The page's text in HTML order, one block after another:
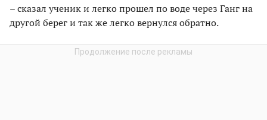
– сказал ученик и легко прошел по воде через Ганг на
другой берег и так же легко вернулся обратно.